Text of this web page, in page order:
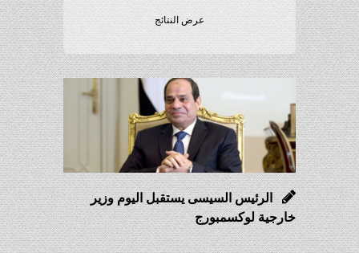
عرض النتائج
الرئيس السيسى يستقبل اليوم وزير
خارجية لوكسمبورج